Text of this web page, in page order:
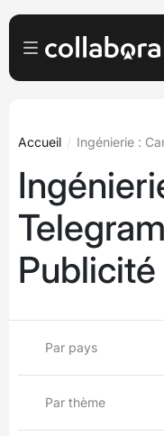
Pour les Éditeurs
Pour les agences
Podcasts et
Blog
Accueil Ingénierie :
Publicité
Par pays
Par thème